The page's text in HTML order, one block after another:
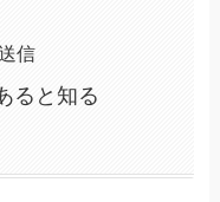
信
ると知る